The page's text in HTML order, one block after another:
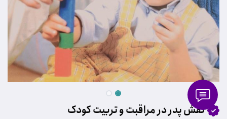
نقش پدر در مراقبت و تربیت کودک